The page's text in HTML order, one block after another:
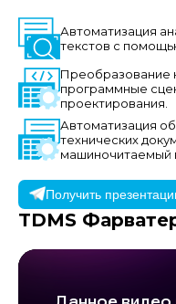
Автоматизация
текстов с
Преобразование
программные
проектирования.
Автоматизация
технических
машиночитаемый
Получить
TDMS